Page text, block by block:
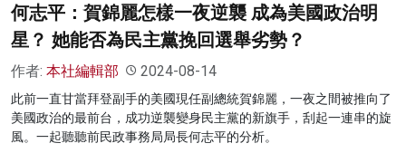
何志平：賀錦麗怎樣一夜逆襲 成為美國政治明
星？ 她能否為民主黨挽回選舉劣勢？
作者: 本社編輯部 2024-08-14
此前一直甘當拜登副手的美國現任副總統賀錦麗，一夜之間被推向了
美國政治的最前台，成功逆襲變身民主黨的新旗手，刮起一連串的旋
風。一起聽聽前民政事務局局長何志平的分析。